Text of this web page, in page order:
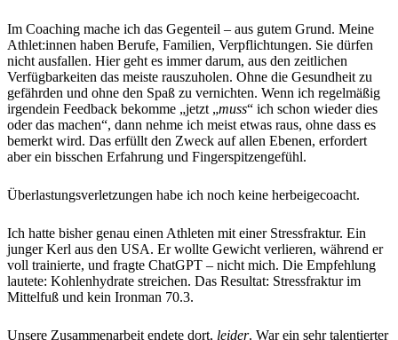
Im Coaching mache ich das Gegenteil – aus gutem Grund. Meine
Athlet:innen haben Berufe, Familien, Verpflichtungen. Sie dürfen
nicht ausfallen. Hier geht es immer darum, aus den zeitlichen
Verfügbarkeiten das meiste rauszuholen. Ohne die Gesundheit zu
gefährden und ohne den Spaß zu vernichten. Wenn ich regelmäßig
irgendein Feedback bekomme „jetzt „muss“ ich schon wieder dies
oder das machen“, dann nehme ich meist etwas raus, ohne dass es
bemerkt wird. Das erfüllt den Zweck auf allen Ebenen, erfordert
aber ein bisschen Erfahrung und Fingerspitzengefühl.
Überlastungsverletzungen habe ich noch keine herbeigecoacht.
Ich hatte bisher genau einen Athleten mit einer Stressfraktur. Ein
junger Kerl aus den USA. Er wollte Gewicht verlieren, während er
voll trainierte, und fragte ChatGPT – nicht mich. Die Empfehlung
lautete: Kohlenhydrate streichen. Das Resultat: Stressfraktur im
Mittelfuß und kein Ironman 70.3.
Unsere Zusammenarbeit endete dort, leider. War ein sehr talentierter